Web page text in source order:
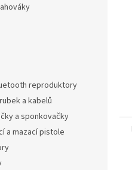
reproduktory
a kabelů
a sponkovačky
a mazací pistole